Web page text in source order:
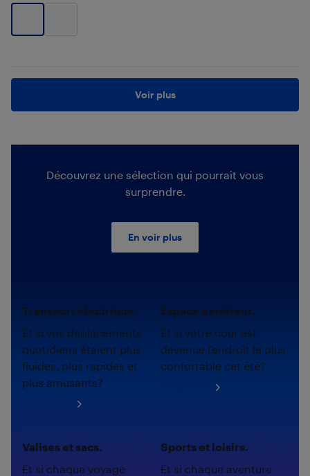
Voir plus
Découvrez une sélection qui pourrait vous
surprendre.
En voir plus
Transport électrique.
Et si vos déplacements
quotidiens étaient plus
fluides, plus rapides et
plus amusants?
Espace extérieur.
Et si votre cour est
devenue l'endroit le plus
confortable cet été?
Valises et sacs.
Et si chaque voyage
Sports et loisirs.
Et si chaque aventure